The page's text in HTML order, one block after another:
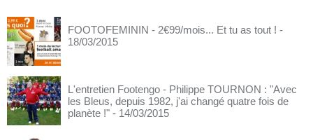
FOOTOFEMININ - 2€99/mois... Et tu as tout ! -
18/03/2015
L'entretien Footengo - Philippe TOURNON : "Avec
les Bleus, depuis 1982, j'ai changé quatre fois de
planète !" - 14/03/2015